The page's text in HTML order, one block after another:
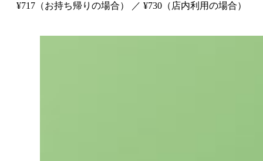
¥717（お持ち帰りの場合） ／ ¥730（店内利用の場合）